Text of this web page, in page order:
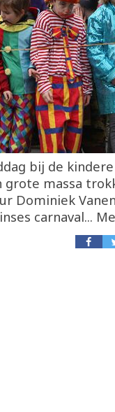
bij de
grote massa
Dominiek
carnaval...